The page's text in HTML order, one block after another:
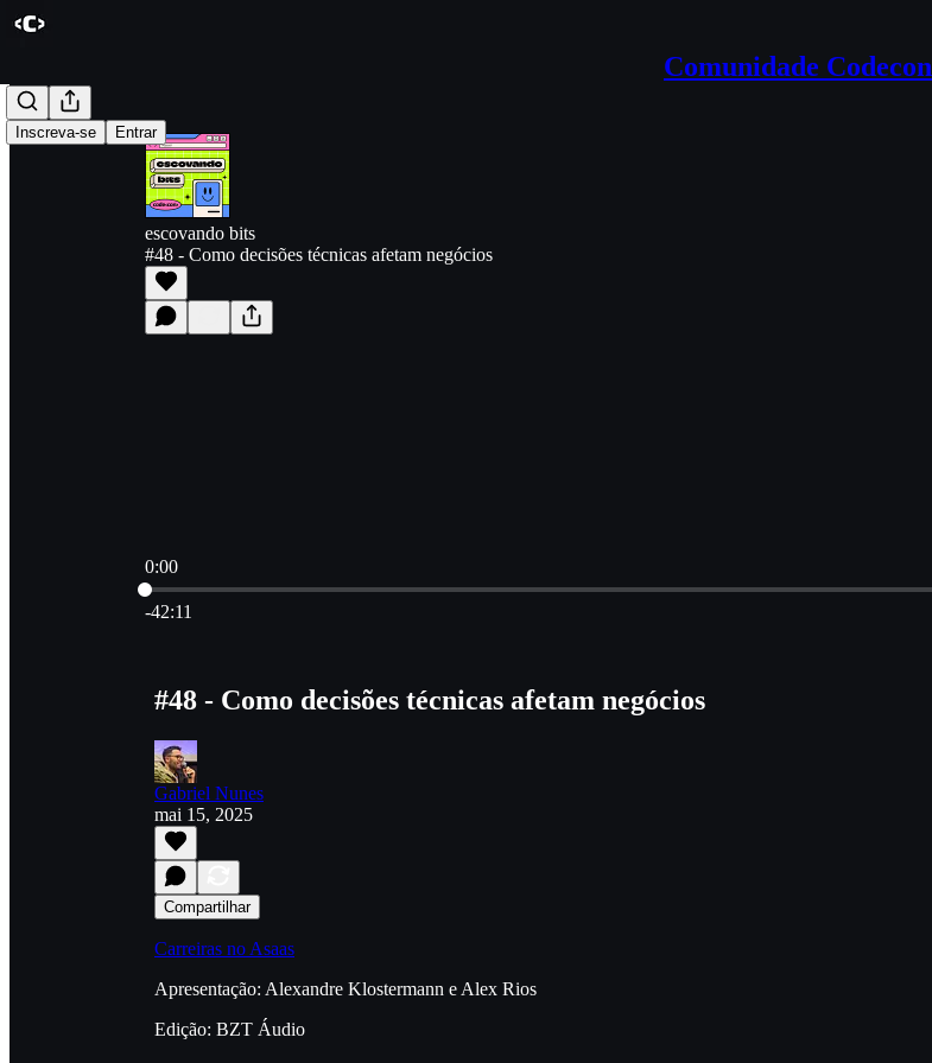
Comunidade Codecon
Inscreva-se Entrar
escovando bits
#48 - Como decisões técnicas afetam negócios
0:00
Hora atual: 0:00 / Tempo total: -42:11
-42:11
#48 - Como decisões técnicas afetam negócios
Gabriel Nunes
mai 15, 2025
Compartilhar
Carreiras no Asaas⁠⁠⁠⁠⁠⁠⁠⁠⁠⁠⁠⁠⁠⁠
Apresentação: Alexandre Klostermann e Alex Rios
Edição: BZT Áudio